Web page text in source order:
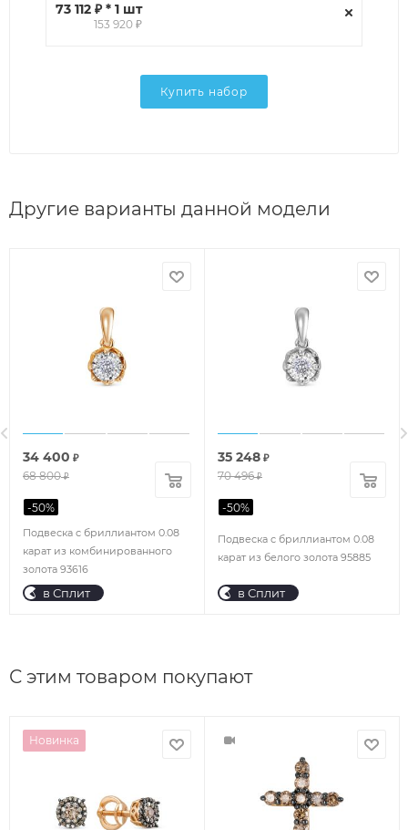
73 112 ₽ * 1 шт
153 920 ₽
Купить набор
Другие варианты данной модели
Подвеска с бриллиантом 0.08
карат из комбинированного
золота 93616
34 400 ₽
68 800₽
-50%
в Сплит
Подвеска с бриллиантом 0.08
карат из белого золота 95885
35 248 ₽
70 496₽
-50%
в Сплит
С этим товаром покупают
Новинка